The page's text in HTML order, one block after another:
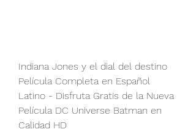
Indiana Jones y el dial del destino
Película Completa en Español
Latino - Disfruta Gratis de la Nueva
Película DC Universe Batman en
Calidad HD